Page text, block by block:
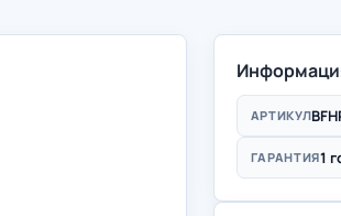
АРТИКУЛ
ГАРАНТИЯ1